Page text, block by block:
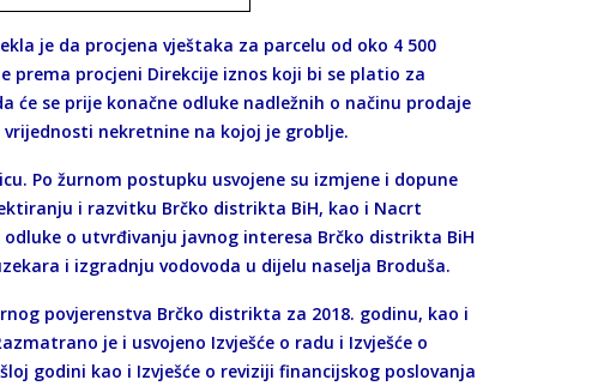
je da procjena vještaka za parcelu od oko 4 500
prema procjeni Direkcije iznos koji bi se platio za
će se prije konačne odluke nadležnih o načinu prodaje
nekretnine na kojoj je groblje.
Po žurnom postupku usvojene su izmjene i dopune
i razvitku Brčko distrikta BiH, kao i Nacrt
o utvrđivanju javnog interesa Brčko distrikta BiH
i izgradnju vodovoda u dijelu naselja Broduša.
povjerenstva Brčko distrikta za 2018. godinu, kao i
je i usvojeno Izvješće o radu i Izvješće o
godini kao i Izvješće o reviziji financijskog poslovanja